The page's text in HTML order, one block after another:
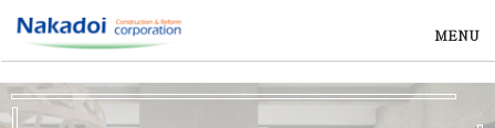
MENU